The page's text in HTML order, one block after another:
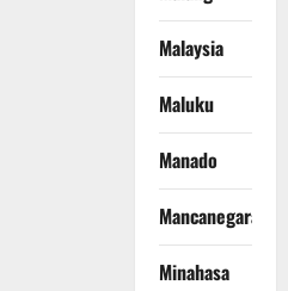
Malaysia
Maluku
Manado
Mancanegara
Minahasa